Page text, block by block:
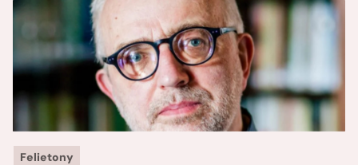
Felietony